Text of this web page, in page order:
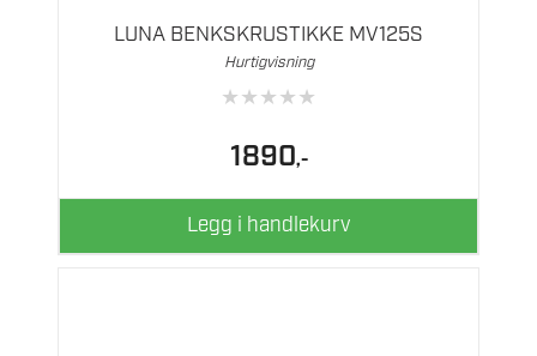
LUNA BENKSKRUSTIKKE MV125S
Hurtigvisning
★★★★★
1890,-
Legg i handlekurv